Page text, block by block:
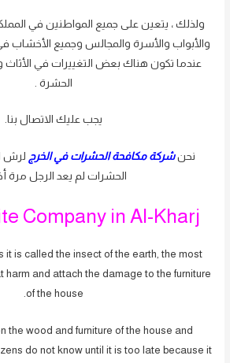
ولذلك ، يتعين على جميع المواطنين في
والأبواب والأسرة والمجالس وجميع الأخشاب
عندما تكون هناك بعض التغييرات في
الحشرة .
يجب عليك الاتصال بنا.
نحنشركة مكافحة الحشرات في الخرج لرش
الحشرات لم يعد الرجل مرة
Company in Al-Kharj
it is called the insect of the earth, the most
harm and attach the damage to the furniture
of the house.
the wood and furniture of the house and
do not know until it is too late because it